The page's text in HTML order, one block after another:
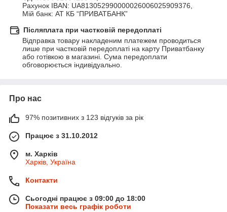
Рахунок IBAN: UA813052990000026006025909376,
Мій банк: АТ КБ “ПРИВАТБАНК”
Післяплата при частковій передоплаті
Відправка товару накладеним платежем проводиться
лише при частковій передоплаті на карту Приватбанку
або готівкою в магазині. Сума передоплати
обговорюється індивідуально.
Про нас
97% позитивних з 123 відгуків за рік
Працює з 31.10.2012
м. Харків
Харків, Україна
Контакти
Сьогодні працює з 09:00 до 18:00
Показати весь графік роботи